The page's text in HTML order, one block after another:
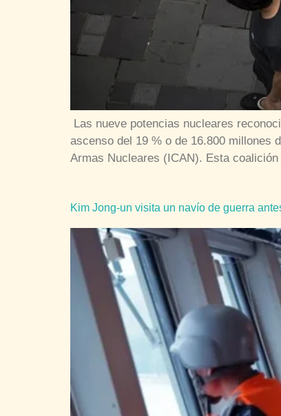
Las nueve potencias nucleares
ascenso del 19 % o de 16.800 millones
Armas Nucleares (ICAN). Esta
Kim Jong-un visita un navío de guerra